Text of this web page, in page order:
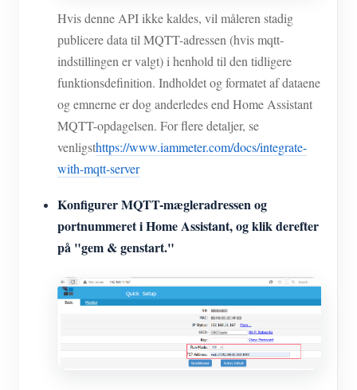
Hvis denne API ikke kaldes, vil måleren stadig
publicere data til MQTT-adressen (hvis mqtt-
indstillingen er valgt) i henhold til den tidligere
funktionsdefinition. Indholdet og formatet af dataene
og emnerne er dog anderledes end Home Assistant
MQTT-opdagelsen. For flere detaljer, se
venligsthttps://www.iammeter.com/docs/integrate-
with-mqtt-server
Konfigurer MQTT-mægleradressen og
portnummeret i Home Assistant, og klik derefter
på "gem & genstart."